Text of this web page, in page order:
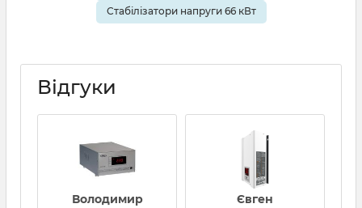
Стабілізатори напруги 66 кВт
Відгуки
Володимир Євген